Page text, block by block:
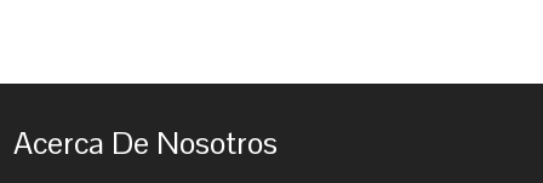
Acerca De Nosotros